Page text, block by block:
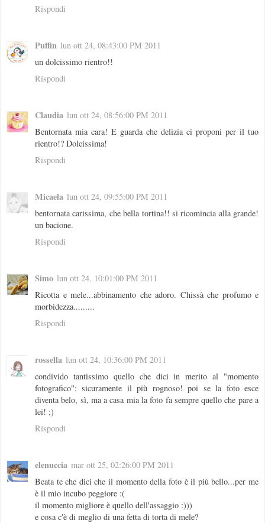
Rispondi
Puffin lun ott 24, 08:43:00 PM 2011
un dolcissimo rientro!!
Rispondi
Claudia lun ott 24, 08:56:00 PM 2011
Bentornata mia cara! E guarda che delizia ci proponi per il tuo
rientro!? Dolcissima!
Rispondi
Micaela lun ott 24, 09:55:00 PM 2011
bentornata carissima, che bella tortina!! si ricomincia alla grande!
un bacione.
Rispondi
Simo lun ott 24, 10:01:00 PM 2011
Ricotta e mele...abbinamento che adoro. Chissà che profumo e
morbidezza.........
Rispondi
rossella lun ott 24, 10:36:00 PM 2011
condivido tantissimo quello che dici in merito al "momento
fotografico": sicuramente il più rognoso! poi se la foto esce
diventa belo, sì, ma a casa mia la foto fa sempre quello che pare a
lei! ;)
Rispondi
elenuccia mar ott 25, 02:26:00 PM 2011
Beata te che dici che il momento della foto è il più bello...per me
è il mio incubo peggiore :(
il momento migliore è quello dell'assaggio :)))
e cosa c'è di meglio di una fetta di torta di mele?